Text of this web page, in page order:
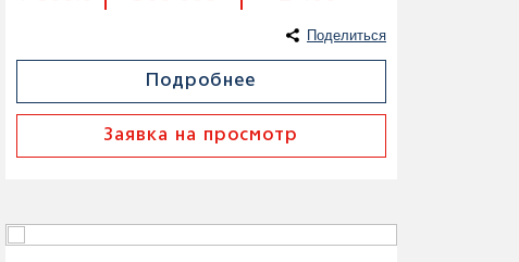
Поделиться
Подробнее
Заявка на просмотр